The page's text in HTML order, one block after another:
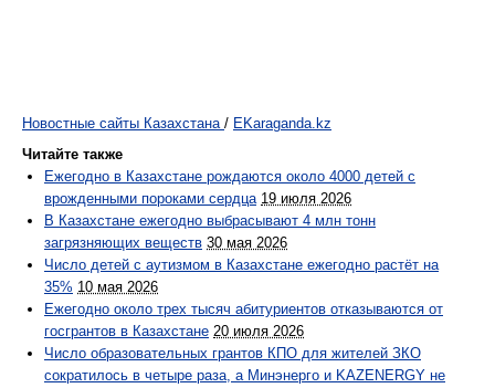
Новостные сайты Казахстана / EKaraganda.kz
Читайте также
Ежегодно в Казахстане рождаются около 4000 детей с
врожденными пороками сердца 19 июля 2026
В Казахстане ежегодно выбрасывают 4 млн тонн
загрязняющих веществ 30 мая 2026
Число детей с аутизмом в Казахстане ежегодно растёт на
35% 10 мая 2026
Ежегодно около трех тысяч абитуриентов отказываются от
госгрантов в Казахстане 20 июля 2026
Число образовательных грантов КПО для жителей ЗКО
сократилось в четыре раза, а Минэнерго и KAZENERGY не